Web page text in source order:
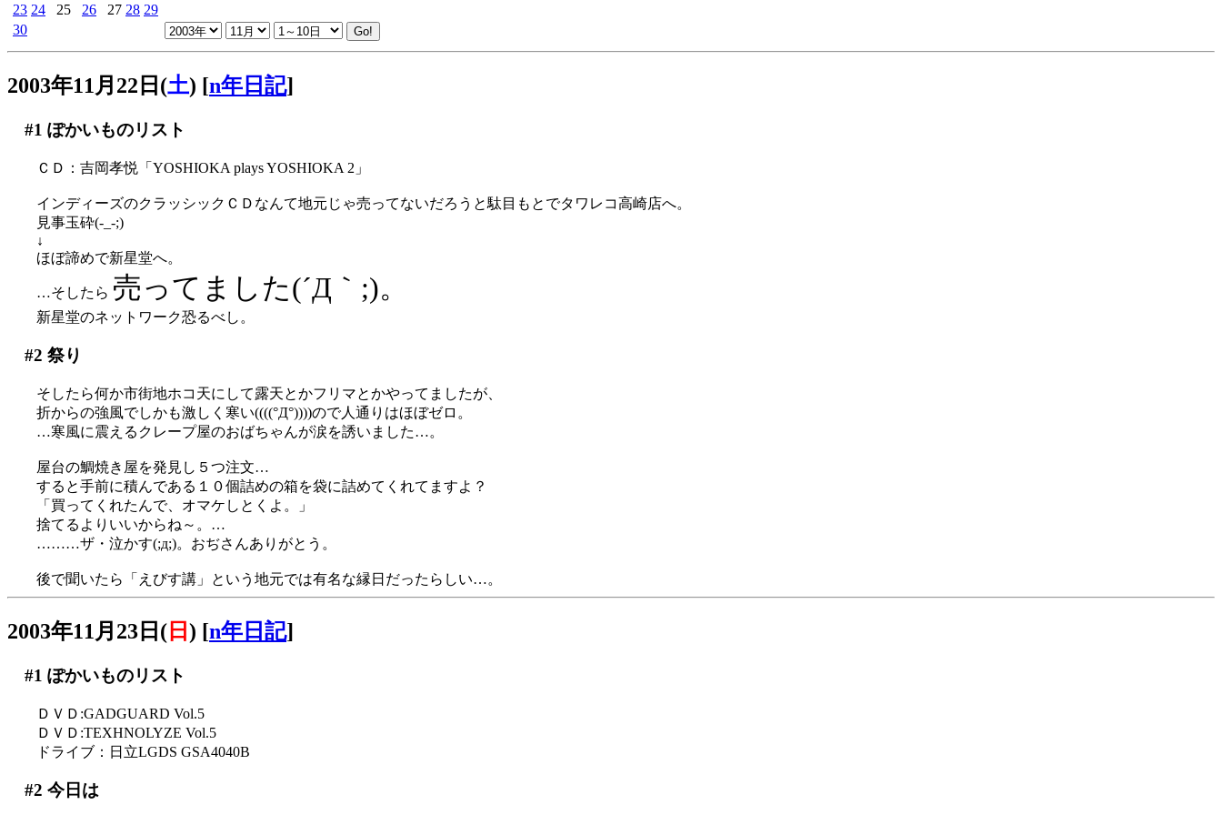
23 24 25 26 27 28 29
30
2003年11月22日(土) [n年日記]
#1 ぽかいものリスト
ＣＤ：吉岡孝悦「YOSHIOKA plays YOSHIOKA 2」
インディーズのクラッシックＣＤなんて地元じゃ売ってないだろうと駄目もとでタワレコ高崎店へ。
見事玉砕(-_-;)
↓
ほぼ諦めで新星堂へ。
…そしたら 売ってました(´Д｀;)。
新星堂のネットワーク恐るべし。
#2 祭り
そしたら何か市街地ホコ天にして露天とかフリマとかやってましたが、
折からの強風でしかも激しく寒い((((°Д°))))ので人通りはほぼゼロ。
…寒風に震えるクレープ屋のおばちゃんが涙を誘いました…。
屋台の鯛焼き屋を発見し５つ注文…
すると手前に積んである１０個詰めの箱を袋に詰めてくれてますよ？
「買ってくれたんで、オマケしとくよ。」
捨てるよりいいからね～。…
………ザ・泣かす(;д;)。おぢさんありがとう。
後で聞いたら「えびす講」という地元では有名な縁日だったらしい…。
2003年11月23日( 日 ) [n年日記]
#1 ぽかいものリスト
ＤＶＤ:GADGUARD Vol.5
ＤＶＤ:TEXHNOLYZE Vol.5
ドライブ：日立LGDS GSA4040B
#2 今日は